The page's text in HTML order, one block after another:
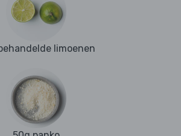
limoenen